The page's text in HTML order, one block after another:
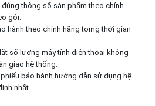
thông số sản phẩm theo chính
gói.
hành theo chính hãng torng thời gian
số lượng máy tính điện thoại không
giao hệ thống.
bảo hành hướng dẫn sử dụng hệ
nhất.